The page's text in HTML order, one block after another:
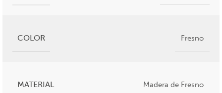
COLOR Fresno
MATERIAL Madera de Fresno